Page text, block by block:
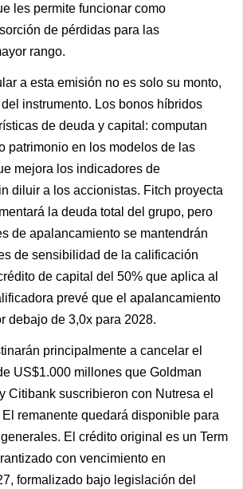
les permite funcionar como
de pérdidas para las
rango.
a esta emisión no es solo su monto,
instrumento. Los bonos híbridos
de deuda y capital: computan
patrimonio en los modelos de las
mejora los indicadores de
diluir a los accionistas. Fitch proyecta
la deuda total del grupo, pero
de apalancamiento se mantendrán
de sensibilidad de la calificación
de capital del 50% que aplica al
prevé que el apalancamiento
debajo de 3,0x para 2028.
principalmente a cancelar el
US$1.000 millones que Goldman
Citibank suscribieron con Nutresa el
remanente quedará disponible para
El crédito original es un Term
con vencimiento en
formalizado bajo legislación del